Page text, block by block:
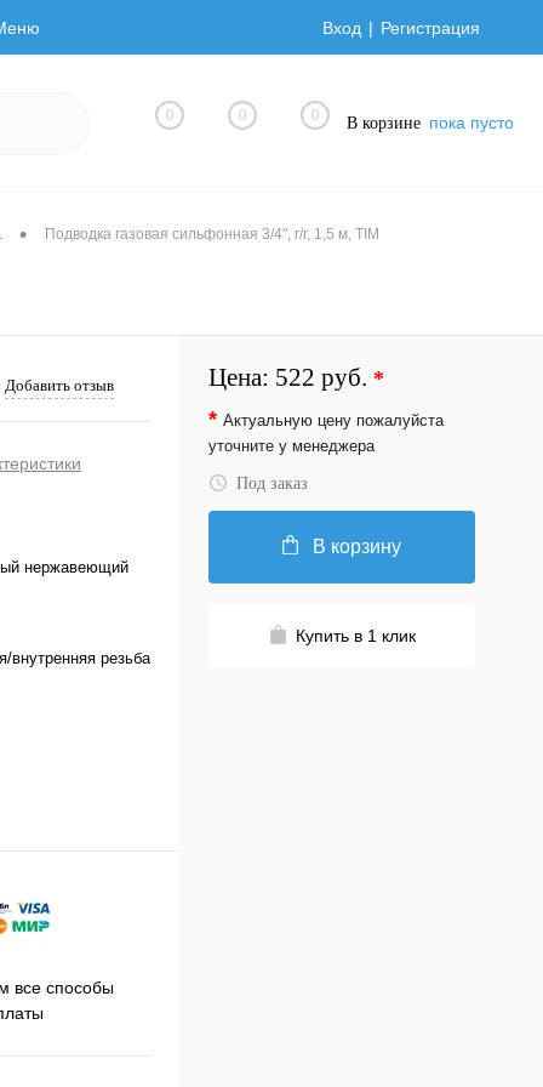
Вход Регистрация
0 0 0 В корзине пока пусто
• Подводка газовая сильфонная 3/4", г/г, 1,5 м, TIM
Добавить отзыв
нержавеющий
внутренняя резьба
все способы
Цена: 522 руб. *
* Актуальную цену пожалуйста
уточните у менеджера
Под заказ
В корзину
Купить в 1 клик